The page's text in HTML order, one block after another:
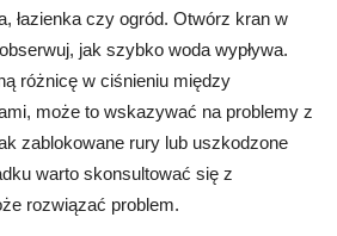
łazienka czy ogród. Otwórz kran w
jak szybko woda wypływa.
różnicę w ciśnieniu między
może to wskazywać na problemy z
zablokowane rury lub uszkodzone
warto skonsultować się z
rozwiązać problem.